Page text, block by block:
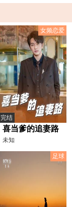
女频恋爱
完结
喜当爹的追妻路
未知
足球